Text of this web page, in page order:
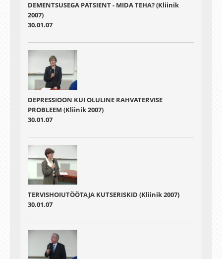
DEMENTSUSEGA PATSIENT - MIDA TEHA? (Kliinik
2007)
30.01.07
DEPRESSIOON KUI OLULINE RAHVATERVISE
PROBLEEM (Kliinik 2007)
30.01.07
TERVISHOIUTÖÖTAJA KUTSERISKID (Kliinik 2007)
30.01.07